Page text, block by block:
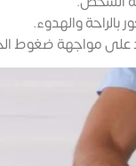
والهدوء.
مواجهة ضغوط